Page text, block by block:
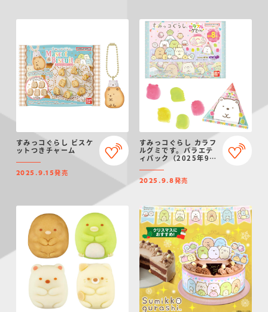
すみっコぐらし ビスケ
ットつきチャーム
2025.9.15発売
すみっコぐらし カラフ
ルグミです。バラエテ
ィパック（2025年9月
2025.9.8発売